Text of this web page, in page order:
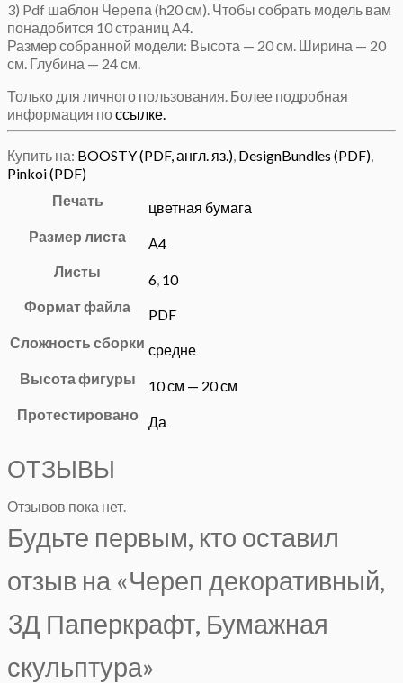
3) Pdf шаблон Черепа (h20 см). Чтобы собрать модель вам
понадобится 10 страниц A4.
Размер собранной модели: Высота — 20 см. Ширина — 20
см. Глубина — 24 см.
Только для личного пользования. Более подробная
информация поссылке.
Купить на: BOOSTY (PDF, англ. яз.), DesignBundles (PDF),
Pinkoi (PDF)
Печать
цветная бумага
Размер листа
А4
Листы
6, 10
Формат файла
PDF
Сложность сборки средне
Высота фигуры
10 см — 20 см
Протестировано
Да
ОТЗЫВЫ
Отзывов пока нет.
Будьте первым, кто оставил
отзыв на «Череп декоративный,
3Д Паперкрафт, Бумажная
скульптура»